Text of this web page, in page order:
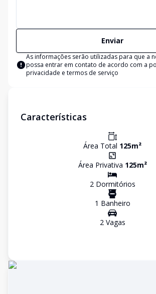
Enviar
As informações serão utilizadas para que a
possa entrar em contato de acordo com a
privacidade e termos de serviço
Características
Área Total 125m²
Área Privativa 125m²
2Dormitórios
1 Banheiro
2Vagas